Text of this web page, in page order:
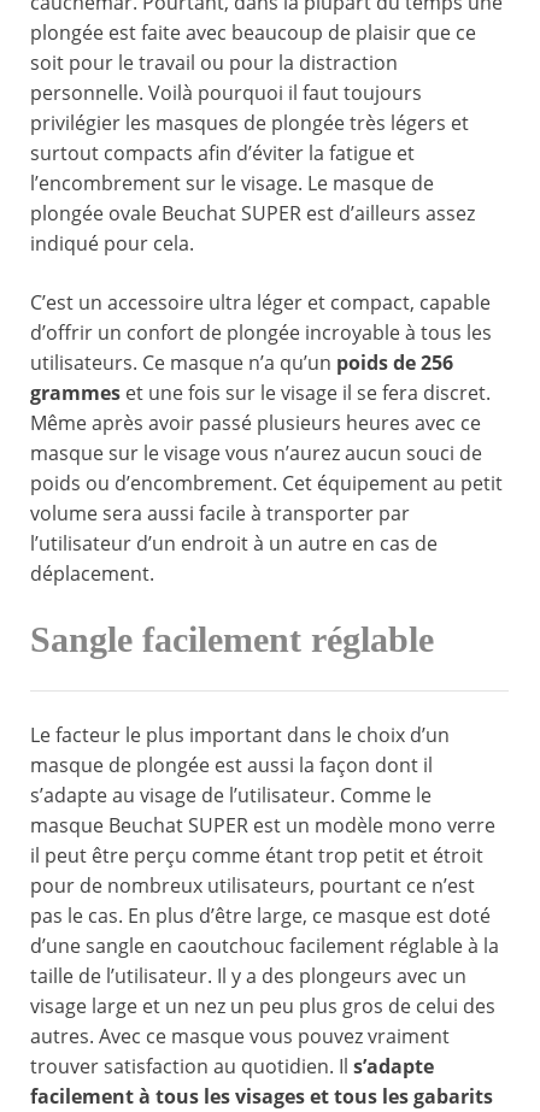
plongée est faite avec beaucoup de plaisir que ce
soit pour le travail ou pour la distraction
personnelle. Voilà pourquoi il faut toujours
privilégier les masques de plongée très légers et
surtout compacts afin d’éviter la fatigue et
l’encombrement sur le visage. Le masque de
plongée ovale Beuchat SUPER est d’ailleurs assez
indiqué pour cela.
C’est un accessoire ultra léger et compact, capable
d’offrir un confort de plongée incroyable à tous les
utilisateurs. Ce masque n’a qu’un poids de 256
grammes et une fois sur le visage il se fera discret.
Même après avoir passé plusieurs heures avec ce
masque sur le visage vous n’aurez aucun souci de
poids ou d’encombrement. Cet équipement au petit
volume sera aussi facile à transporter par
l’utilisateur d’un endroit à un autre en cas de
déplacement.
Sangle facilement réglable
Le facteur le plus important dans le choix d’un
masque de plongée est aussi la façon dont il
s’adapte au visage de l’utilisateur. Comme le
masque Beuchat SUPER est un modèle mono verre
il peut être perçu comme étant trop petit et étroit
pour de nombreux utilisateurs, pourtant ce n’est
pas le cas. En plus d’être large, ce masque est doté
d’une sangle en caoutchouc facilement réglable à la
taille de l’utilisateur. Il y a des plongeurs avec un
visage large et un nez un peu plus gros de celui des
autres. Avec ce masque vous pouvez vraiment
trouver satisfaction au quotidien. Il s’adapte
facilement à tous les visages et tous les gabarits